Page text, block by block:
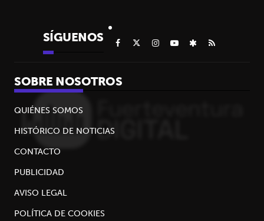
SÍGUENOS
SOBRE NOSOTROS
QUIÉNES SOMOS
HISTÓRICO DE NOTICIAS
CONTACTO
PUBLICIDAD
AVISO LEGAL
POLÍTICA DE COOKIES